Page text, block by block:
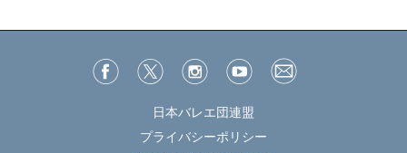
日本バレエ団連盟
プライバシーポリシー